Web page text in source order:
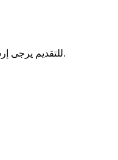
📩 للتقديم يرجى إرسال السيرة الذاتية أو معلومات التواصل.